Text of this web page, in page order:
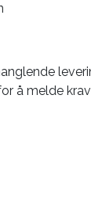
å melde krav